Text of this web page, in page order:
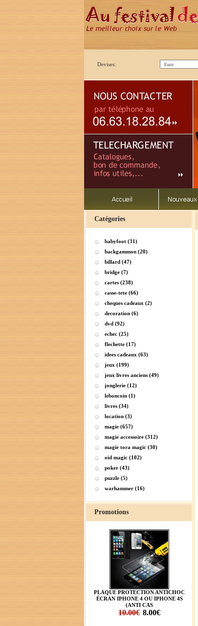
Devises:
Catégories
babyfoot (31)
backgammon (20)
billard (47)
bridge (7)
cartes (238)
casse-tete (66)
cheques cadeaux (2)
decoration (6)
dvd (92)
echec (25)
flechette (17)
idees cadeaux (63)
jeux (199)
jeux livres anciens (49)
jonglerie (12)
leboncoin (1)
livres (34)
location (3)
magie (657)
magie accessoire (312)
magie tora magic (30)
oid magic (102)
poker (43)
puzzle (5)
warhammer (16)
Promotions
PLAQUE PROTECTION ANTICHOC
ÉCRAN IPHONE 4 OU IPHONE 4S
(ANTI CAS
10.00€ 8.00€